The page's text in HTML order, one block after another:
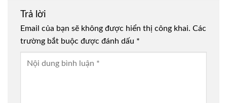
Trả lời
Email của bạn sẽ không được hiển thị công khai. Các
trường bắt buộc được đánh dấu *